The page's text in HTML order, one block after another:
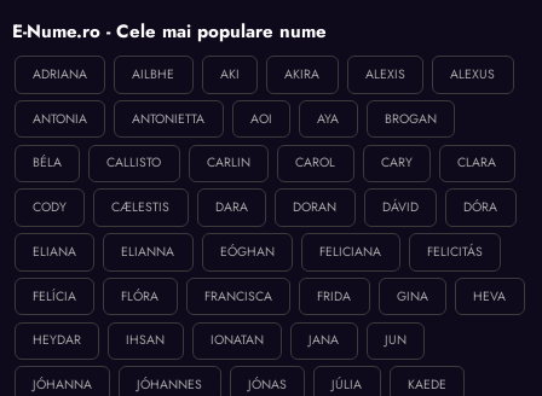
E-Nume.ro - Cele mai populare nume
ADRIANA AILBHE AKI AKIRA ALEXIS ALEXUS
ANTONIA ANTONIETTA AOI AYA BROGAN
BÉLA CALLISTO CARLIN CAROL CARY CLARA
CODY CÆLESTIS DARA DORAN DÁVID DÓRA
ELIANA ELIANNA EÓGHAN FELICIANA FELICITÁS
FELÍCIA FLÓRA FRANCISCA FRIDA GINA HEVA
HEYDAR IHSAN IONATAN JANA JUN
JÓHANNA JÓHANNES JÓNAS JÚLIA KAEDE